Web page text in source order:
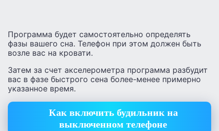
Программа будет самостоятельно определять
фазы вашего сна. Телефон при этом должен быть
возле вас на кровати.
Затем за счет акселерометра программа разбудит
вас в фазе быстрого сена более-менее примерно
указанное время.
Как включить будильник на
выключенном телефоне